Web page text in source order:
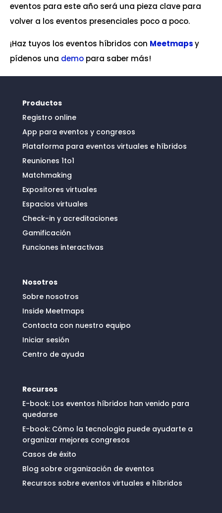
eventos para este año será una pieza clave para
volver a los eventos presenciales poco a poco.
¡Haz tuyos los eventos híbridos con Meetmapsy
pídenos una demo para saber más!
Productos
Registro online
App para eventos y congresos
Plataforma para eventos virtuales e híbridos
Reuniones 1to1
Matchmaking
Expositores virtuales
Espacios virtuales
Check-in y acreditaciones
Gamificación
Funciones interactivas
Nosotros
Sobre nosotros
Inside Meetmaps
Contacta con nuestro equipo
Iniciar sesión
Centro de ayuda
Recursos
E-book: Los eventos híbridos han venido para
quedarse
E-book: Cómo la tecnologia puede ayudarte a
organizar mejores congresos
Casos de éxito
Blog sobre organización de eventos
Recursos sobre eventos virtuales e híbridos